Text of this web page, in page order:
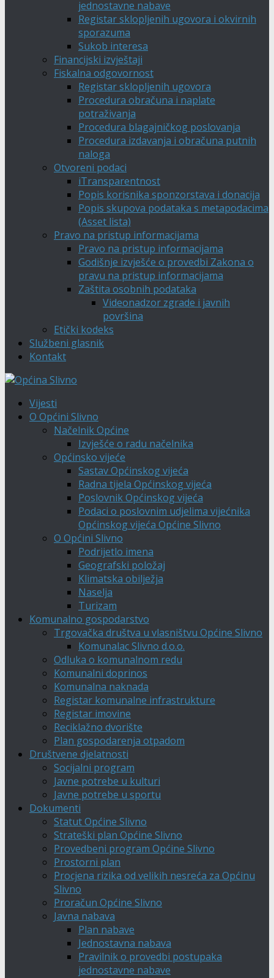
jednostavne nabave
Registar sklopljenih ugovora i okvirnih
sporazuma
Sukob interesa
Financijski izvještaji
Fiskalna odgovornost
Registar sklopljenih ugovora
Procedura obračuna i naplate
potraživanja
Procedura blagajničkog poslovanja
Procedura izdavanja i obračuna putnih
naloga
Otvoreni podaci
iTransparentnost
Popis korisnika sponzorstava i donacija
Popis skupova podataka s metapodacima
(Asset lista)
Pravo na pristup informacijama
Pravo na pristup informacijama
Godišnje izvješće o provedbi Zakona o
pravu na pristup informacijama
Zaštita osobnih podataka
Videonadzor zgrade i javnih
površina
Etički kodeks
Službeni glasnik
Kontakt
Vijesti
O Općini Slivno
Načelnik Općine
Izvješće o radu načelnika
Općinsko vijeće
Sastav Općinskog vijeća
Radna tijela Općinskog vijeća
Poslovnik Općinskog vijeća
Podaci o poslovnim udjelima vijećnika
Općinskog vijeća Općine Slivno
O Općini Slivno
Podrijetlo imena
Geografski položaj
Klimatska obilježja
Naselja
Turizam
Komunalno gospodarstvo
Trgovačka društva u vlasništvu Općine Slivno
Komunalac Slivno d.o.o.
Odluka o komunalnom redu
Komunalni doprinos
Komunalna naknada
Registar komunalne infrastrukture
Registar imovine
Reciklažno dvorište
Plan gospodarenja otpadom
Društvene djelatnosti
Socijalni program
Javne potrebe u kulturi
Javne potrebe u sportu
Dokumenti
Statut Općine Slivno
Strateški plan Općine Slivno
Provedbeni program Općine Slivno
Prostorni plan
Procjena rizika od velikih nesreća za Općinu
Slivno
Proračun Općine Slivno
Javna nabava
Plan nabave
Jednostavna nabava
Pravilnik o provedbi postupaka
jednostavne nabave